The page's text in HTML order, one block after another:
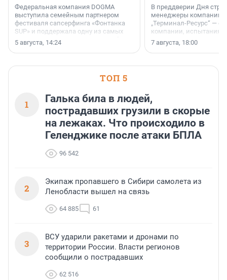
Федеральная компания DOGMA
выступила семейным партнером
фестиваля сапсерфинга «Фонтанка
SUP» и поддержала одну из самых
ярких и романтичных номинаций —
«SUP-свадьба».
5 августа, 14:24
В преддверии Дня
менеджеры компании
„Терминал-Ресурс“ — о
компании, испытаниях
осторожного
7 августа, 18:00
ТОП 5
1
Галька била в людей,
пострадавших грузили в скорые
на лежаках. Что происходило в
Геленджике после атаки БПЛА
96 542
2
Экипаж пропавшего в Сибири самолета из
Ленобласти вышел на связь
64 885 61
3
ВСУ ударили ракетами и дронами по
территории России. Власти регионов
сообщили о пострадавших
62 516